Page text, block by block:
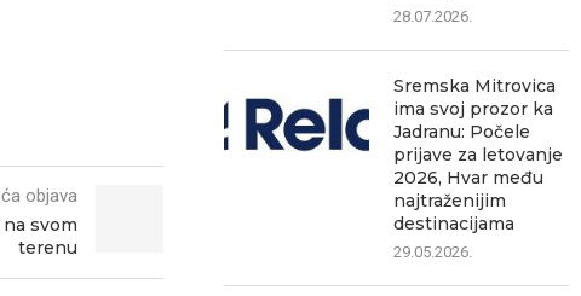
objava
svom
terenu
28.07.2026.
Sremska Mitrovica
ima svoj prozor ka
Jadranu: Počele
prijave za letovanje
2026, Hvar među
najtraženijim
destinacijama
29.05.2026.